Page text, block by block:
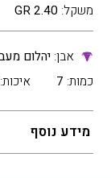
משקל: 2.40 GR
אבן:יהלום
כמות: 7 איכות:
מידע נוסף